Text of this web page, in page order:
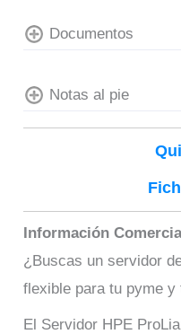
Documentos
Notas al pie
Información
¿Buscas un servidor
flexible para tu pyme
El Servidor HPE